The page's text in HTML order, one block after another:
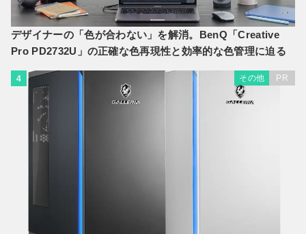
デザイナーの「色が合わない」を解消。BenQ「Creative
Pro PD2732U」の正確な色再現性と効率的な色管理に迫る
4 その他 PR